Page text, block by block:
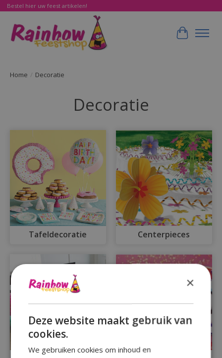
Bestel hier uw feest artikelen!
Home / Decoratie
Decoratie
Tafeldecoratie Centerpieces
×
Deze website maakt gebruik van
cookies.
We gebruiken cookies om inhoud en